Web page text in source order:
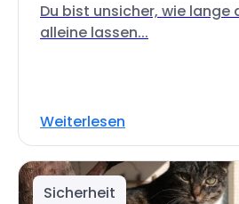
Du bist unsicher, wie lange
alleine lassen...
Weiterlesen
Sicherheit